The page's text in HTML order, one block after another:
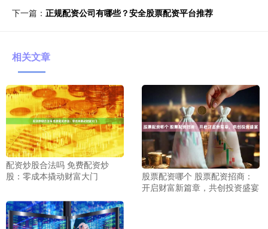
下一篇： 正规配资公司有哪些？安全股票配资平台推荐
相关文章
配资炒股合法吗 免费配资炒
股：零成本撬动财富大门
股票配资哪个 股票配资招商：
开启财富新篇章，共创投资盛宴